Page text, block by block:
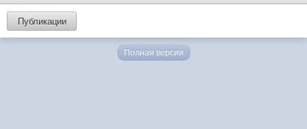
Публикации
Полная версия